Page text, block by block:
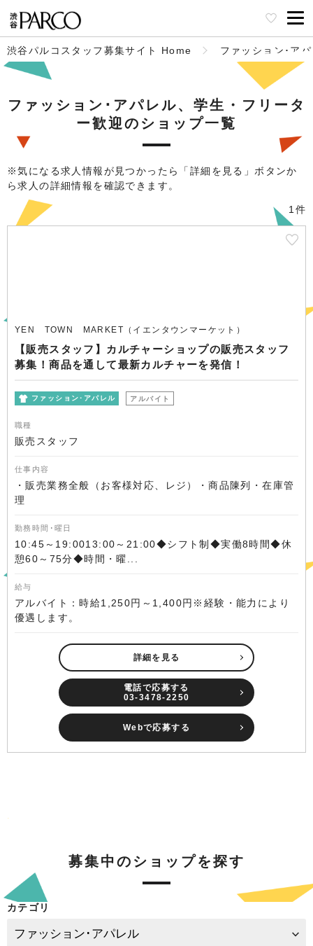
渋谷パルコスタッフ募集サイト Home ファッション･ア
ファッション･アパレル、学生・フリータ
ー歓迎のショップ一覧
※気になる求人情報が見つかったら「詳細を見る」ボタンか
ら求人の詳細情報を確認できます。
1件
YEN TOWN MARKET（イエンタウンマーケット）
【販売スタッフ】カルチャーショップの販売スタッフ
募集！商品を通して最新カルチャーを発信！
ファッション･アパレル アルバイト
職種
販売スタッフ
仕事内容
・販売業務全般（お客様対応、レジ）・商品陳列・在庫管
理
勤務時間･曜日
10:45～19:0013:00～21:00◆シフト制◆実働8時間◆休
憩60～75分◆時間・曜...
給与
アルバイト：時給1,250円～1,400円※経験・能力により
優遇します。
詳細を見る
電話で応募する
03-3478-2250
Webで応募する
募集中のショップを探す
カテゴリ